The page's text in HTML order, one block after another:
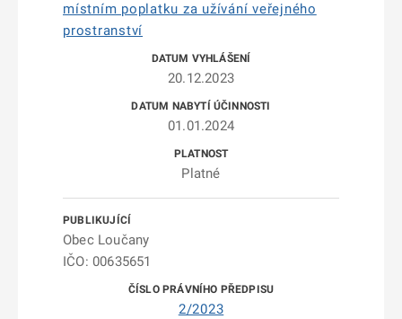
místním poplatku za užívání veřejného
prostranství
20.12.2023
01.01.2024
Platné
Obec Loučany
IČO: 00635651
2/2023